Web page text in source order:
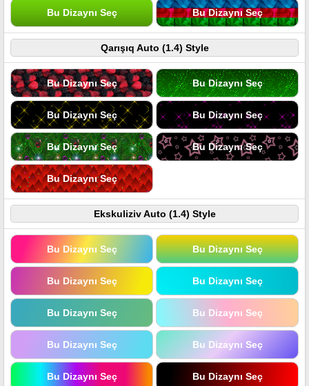
Bu Dizaynı Seç Bu Dizaynı Seç
Qarışıq Auto (1.4) Style
Bu Dizaynı Seç Bu Dizaynı Seç
Bu Dizaynı Seç Bu Dizaynı Seç
Bu Dizaynı Seç Bu Dizaynı Seç
Bu Dizaynı Seç
Ekskuliziv Auto (1.4) Style
Bu Dizaynı Seç Bu Dizaynı Seç
Bu Dizaynı Seç Bu Dizaynı Seç
Bu Dizaynı Seç Bu Dizaynı Seç
Bu Dizaynı Seç Bu Dizaynı Seç
Bu Dizaynı Seç Bu Dizaynı Seç